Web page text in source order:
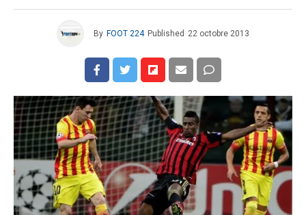
By FOOT 224 Published 22 octobre 2013